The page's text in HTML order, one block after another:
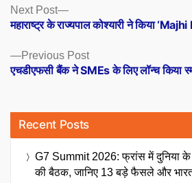
Posts
navigation
Previous PostPrevious
post:
एचडीएफसी बैंक ने SMEs के लिए लॉन्च किया
Next Post
Next
post:
महाराष्ट्र के राज्यपाल कोश्यारी ने किया
Recent Posts
G7 Summit 2026: फ्रांस में दुनिया
की बैठक, जानिए 13 बड़े फैसले और